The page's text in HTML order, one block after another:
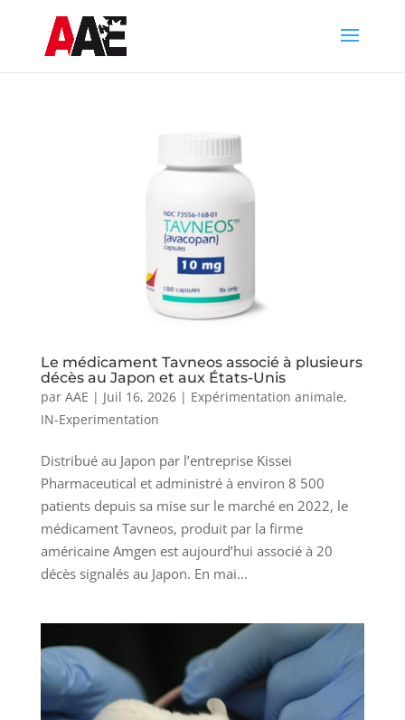
Le médicament Tavneos associé à plusieurs
décès au Japon et aux États-Unis
par AAE | Juil 16, 2026| Expérimentation animale,
IN-Experimentation
Distribué au Japon par l’entreprise Kissei
Pharmaceutical et administré à environ 8 500
patients depuis sa mise sur le marché en 2022, le
médicament Tavneos, produit par la firme
américaine Amgen est aujourd’hui associé à 20
décès signalés au Japon. En mai...